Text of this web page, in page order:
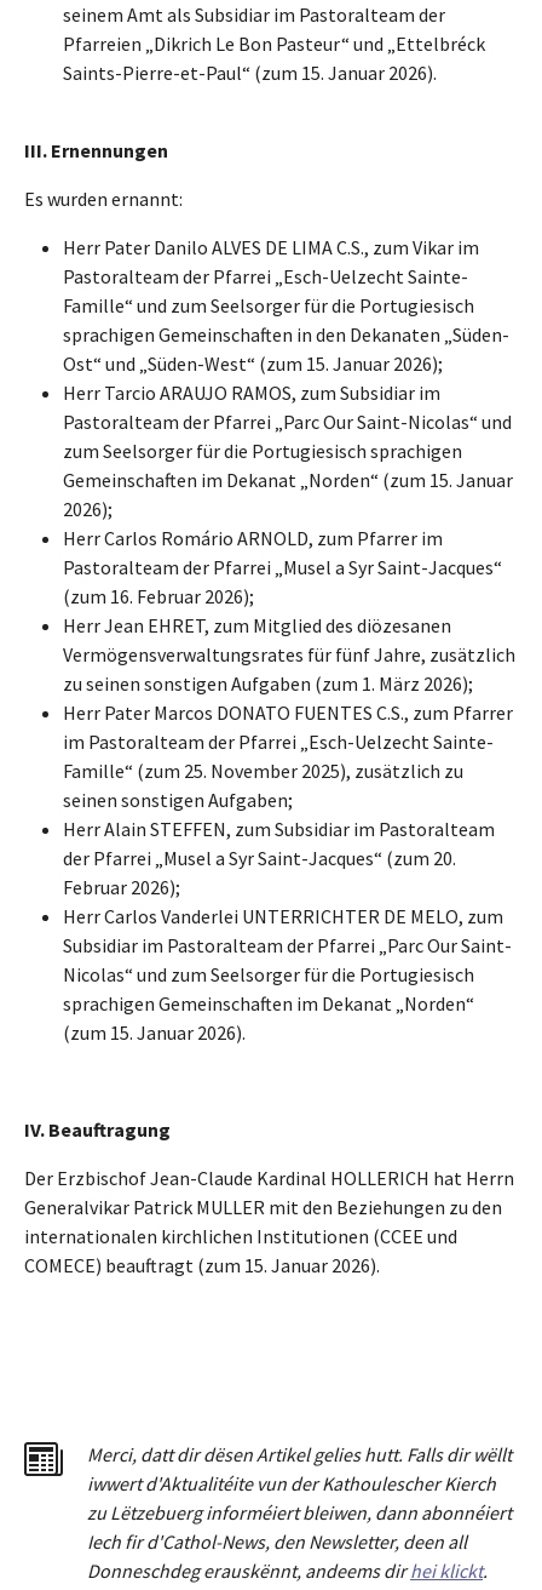
seinem Amt als Subsidiar im Pastoralteam der
Pfarreien „Dikrich Le Bon Pasteur“ und „Ettelbréck
Saints-Pierre-et-Paul“ (zum 15. Januar 2026).
III. Ernennungen
Es wurden ernannt:
Herr Pater Danilo ALVES DE LIMA C.S., zum Vikar im
Pastoralteam der Pfarrei „Esch-Uelzecht Sainte-
Famille“ und zum Seelsorger für die Portugiesisch
sprachigen Gemeinschaften in den Dekanaten „Süden-
Ost“ und „Süden-West“ (zum 15. Januar 2026);
Herr Tarcio ARAUJO RAMOS, zum Subsidiar im
Pastoralteam der Pfarrei „Parc Our Saint-Nicolas“ und
zum Seelsorger für die Portugiesisch sprachigen
Gemeinschaften im Dekanat „Norden“ (zum 15. Januar
2026);
Herr Carlos Romário ARNOLD, zum Pfarrer im
Pastoralteam der Pfarrei „Musel a Syr Saint-Jacques“
(zum 16. Februar 2026);
Herr Jean EHRET, zum Mitglied des diözesanen
Vermögensverwaltungsrates für fünf Jahre, zusätzlich
zu seinen sonstigen Aufgaben (zum 1. März 2026);
Herr Pater Marcos DONATO FUENTES C.S., zum Pfarrer
im Pastoralteam der Pfarrei „Esch-Uelzecht Sainte-
Famille“ (zum 25. November 2025), zusätzlich zu
seinen sonstigen Aufgaben;
Herr Alain STEFFEN, zum Subsidiar im Pastoralteam
der Pfarrei „Musel a Syr Saint-Jacques“ (zum 20.
Februar 2026);
Herr Carlos Vanderlei UNTERRICHTER DE MELO, zum
Subsidiar im Pastoralteam der Pfarrei „Parc Our Saint-
Nicolas“ und zum Seelsorger für die Portugiesisch
sprachigen Gemeinschaften im Dekanat „Norden“
(zum 15. Januar 2026).
IV. Beauftragung
Der Erzbischof Jean-Claude Kardinal HOLLERICH hat Herrn
Generalvikar Patrick MULLER mit den Beziehungen zu den
internationalen kirchlichen Institutionen (CCEE und
COMECE) beauftragt (zum 15. Januar 2026).
Merci, dattdir dësen Artikel gelies hutt. Falls dir wëllt
iwwert d'Aktualitéite vun der Kathoulescher Kierch
zu Lëtzebuerg informéiert bleiwen, dann abonnéiert
Iech fir d'Cathol-News, den Newsletter, deen all
Donneschdeg erauskënnt, andeems dirhei klickt.